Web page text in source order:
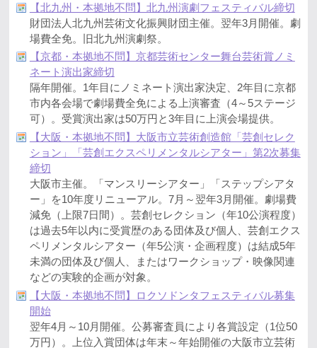
【北九州・本拠地不問】北九州演劇フェスティバル締切
財団法人北九州芸術文化振興財団主催。翌年3月開催。劇
場費全免。旧北九州演劇祭。
【京都・本拠地不問】京都芸術センター舞台芸術賞ノミ
ネート演出家締切
隔年開催。1年目にノミネート演出家決定、2年目に京都
市内各会場で劇場費全免による上演審査（4～5ステージ
可）。受賞演出家は50万円と3年目に上演会場提供。
【大阪・本拠地不問】大阪市立芸術創造館「芸創セレク
ション」「芸創エクスペリメンタルシアター」第2次募集
締切
大阪市主催。「マンスリーシアター」「ステップシアタ
ー」を10年度リニューアル。7月～翌年3月開催。劇場費
減免（上限7日間）。芸創セレクション（年10公演程度）
は過去5年以内に受賞歴のある団体及び個人、芸創エクス
ペリメンタルシアター（年5公演・企画程度）は結成5年
未満の団体及び個人、またはワークショップ・映像関連
などの実験的企画が対象。
【大阪・本拠地不問】ロクソドンタフェスティバル募集
開始
翌年4月～10月開催。公募審査員により各賞設定（1位50
万円）。上位入賞団体は年末～年始開催の大阪市立芸術